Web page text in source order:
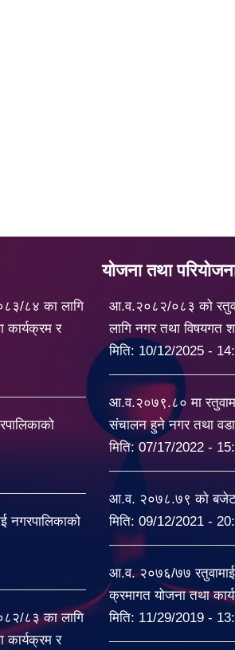
८४ का लागि
कार्यक्रम र
नगरपालिकाको
८३ का लागि
कार्यक्रम र
योजना तथा
आ.व.२०८२/०८३ को
लागि नगर तथा विषयगत
मिति: 10/12/2025 -
आ.व.२०७९.८० मा
संचालन हुने नगर तथा
मिति:07/17/2022 -
आ.व. २०७८.७९ को बजेट
मिति: 09/12/2021 -
आ.व. २०७६/७७
क्रमागत योजना तथा
मिति: 11/29/2019 -